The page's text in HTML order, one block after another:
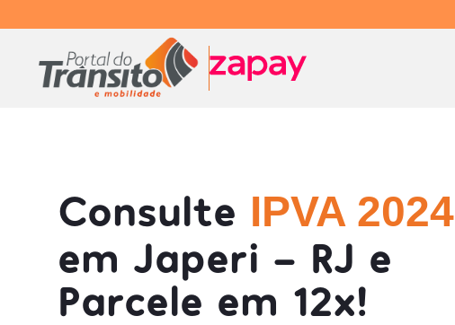
Consulte IPVA 2024
em Japeri - RJ e
Parcele em 12x!